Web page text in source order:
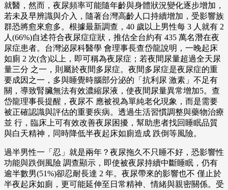
就醫，然而，夜尿頻率可能隨年齡與身體狀況變化逐步增加，
若未及早辨識與介入，隨著台灣高齡人口持續增加，受影響族
群恐將愈來愈多。根據最新調查，40 歲以上男性每 3 人就有 2
人(66%)自述符合夜尿症症狀，推估全台約有 435 萬名潛在夜
尿症患者。台灣泌尿科醫學 會理事長查岱龍說明，一晚起床
如廁 2 次(含)以上，即可稱為夜尿症；若夜間尿量超過全天尿
量三分 之一，則屬於夜間多尿症。夜間多尿症是夜尿症的重
要成因之一，多與睡覺時腦部分泌的「抗利尿 激素」不足有
關，導致腎臟無法有效濃縮尿液，使夜間尿量異常增加5。查
岱龍理事長提醒，夜尿不 應被視為單純老化現象，而是需要
被正確認識與評估的重要疾病。透過生活習慣調整與藥物治療
並 行，臨床上可有效改善夜尿困擾，幫助患者找回睡眠品質
與白天精神，同時降低半夜起床如廁造成 跌倒等風險。
過半男性一「忍」就是兩年？夜尿拖久不只睡不好，恐影響性
功能與跌倒風險 調查顯示，即使被夜尿持續中斷睡眠，仍有
逾半數男(51%)卻忍耐長達 2 年。夜尿帶來的影響也不 僅止於
半夜起床如廁，更可能延伸至日常精神、情緒與親密關係。受